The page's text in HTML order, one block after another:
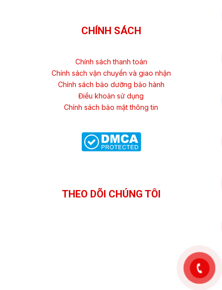
CHÍNH SÁCH
Chính sách thanh toán
Chính sách vận chuyển và giao nhận
Chính sách bảo dưỡng bảo hành
Điều khoản sử dụng
Chính sách bảo mật thông tin
THEO DÕI CHÚNG TÔI